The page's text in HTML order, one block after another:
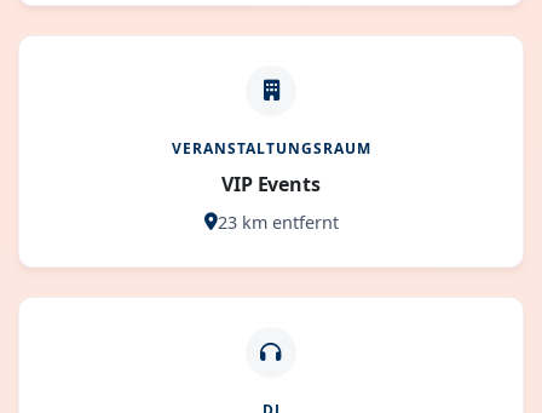
VERANSTALTUNGSRAUM
VIP Events
23 km entfernt